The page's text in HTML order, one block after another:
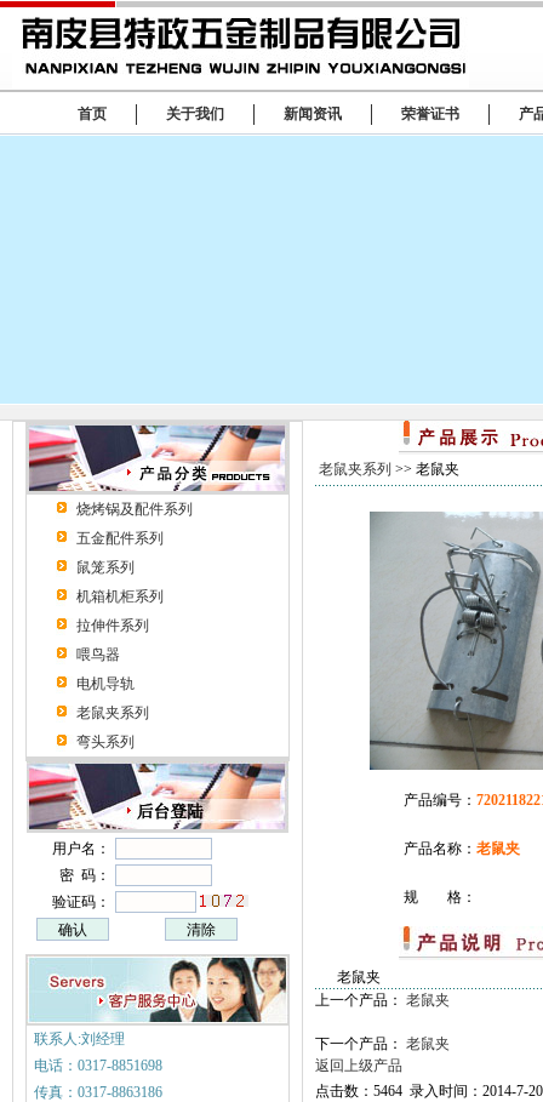
首页 关于我们 新闻资讯 荣誉证书 产
烧烤锅及配件系列
五金配件系列
鼠笼系列
机箱机柜系列
拉伸件系列
喂鸟器
电机导轨
老鼠夹系列
弯头系列
用户名：
密 码：
验证码：
联系人:刘经理
电话：0317-8851698
传真：0317-8863186
老鼠夹系列 >> 老鼠夹
产品编号：
产品名称： 老鼠夹
规 格：
老鼠夹
上一个产品： 老鼠夹
下一个产品： 老鼠夹
返回上级产品
点击数：5464 录入时间：2014-7-